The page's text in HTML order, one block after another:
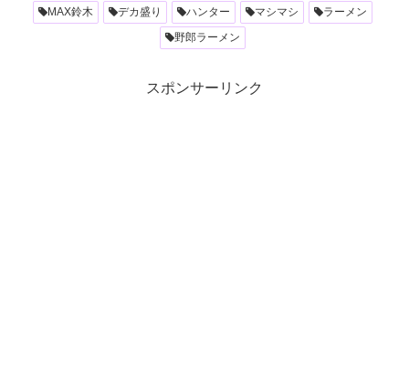
MAX鈴木 デカ盛り ハンター マシマシ
ラーメン
野郎ラーメン
スポンサーリンク